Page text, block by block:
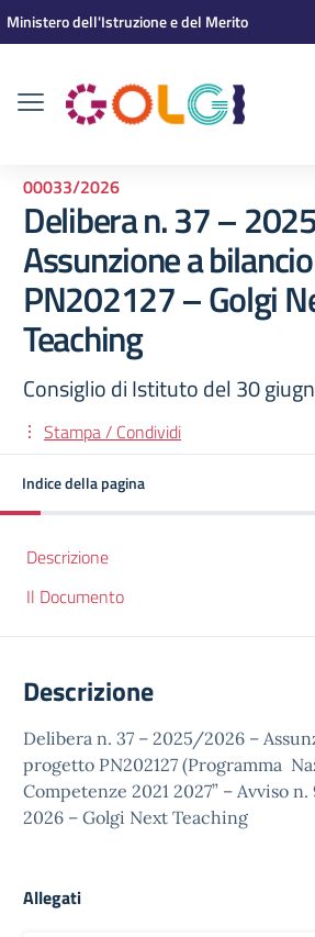
Vai ai contenuti
Vai al menu di navigazione
Vai al footer
Ministero dell'Istruzione e del Merito
00033/2026
Delibera n. 37 –
Assunzione a
PN202127 – Golgi
Teaching
Consiglio di Istituto del 30
Stampa / Condividi
Indice della pagina
Descrizione
Il Documento
Descrizione
Delibera n. 37 – 2025/2026 –
progetto PN202127 (Programma
Competenze 2021 2027” – Avviso
2026 – Golgi Next Teaching
Allegati